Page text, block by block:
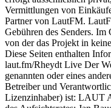
Vermittlungen von
Partner von LautFM.
Gebühren des Senders.
von der das Projekt in
Diese Seiten enthalten
laut.fm/Rheydt Live Der
genannten oder eines
Betreiber und
Lizenzinhaber) ist: LAUT